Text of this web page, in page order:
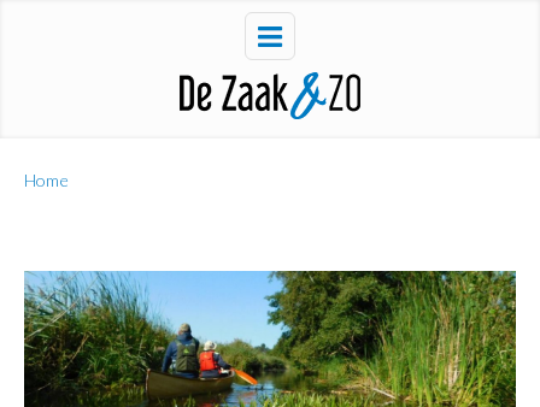
Home